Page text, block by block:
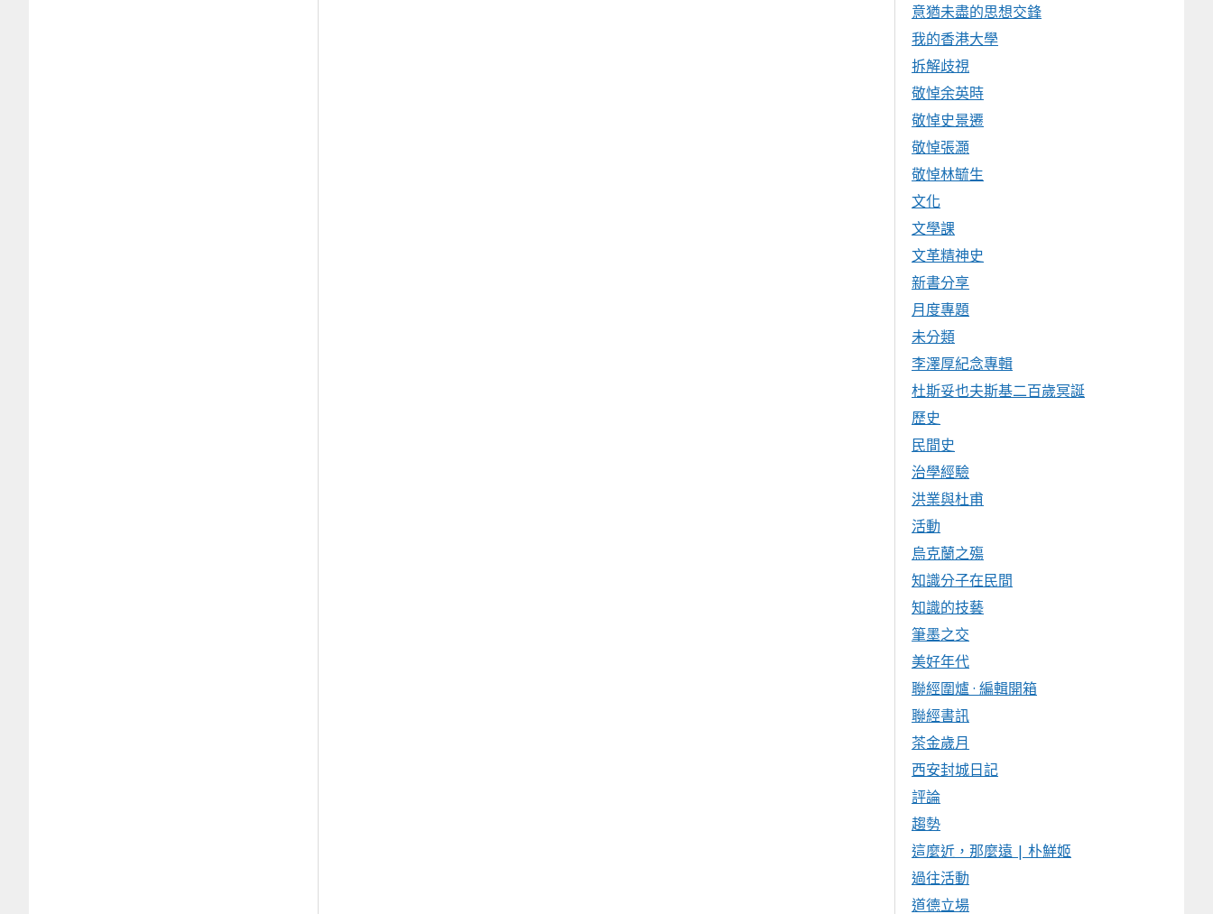
意猶未盡的思想交鋒
我的香港大學
拆解歧視
敬悼余英時
敬悼史景遷
敬悼張灝
敬悼林毓生
文化
文學課
文革精神史
新書分享
月度專題
未分類
李澤厚紀念專輯
杜斯妥也夫斯基二百歲冥誕
歷史
民間史
治學經驗
洪業與杜甫
活動
烏克蘭之殤
知識分子在民間
知識的技藝
筆墨之交
美好年代
聯經圍爐 · 編輯開箱
聯經書訊
茶金歲月
西安封城日記
評論
趨勢
這麼近，那麼遠 | 朴鮮姬
過往活動
道德立場